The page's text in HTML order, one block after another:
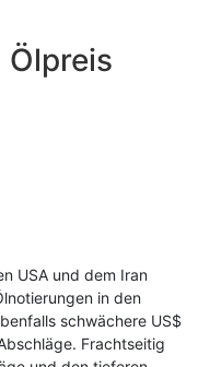
USA und dem Iran
in den
schwächere US$
Frachtseitig